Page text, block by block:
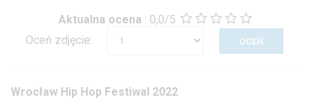
Aktualna ocena : 0,0/5
Oceń zdjęcie:
Wrocław Hip Hop Festiwal 2022